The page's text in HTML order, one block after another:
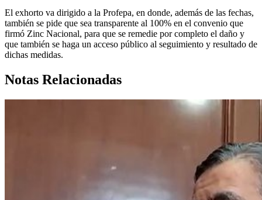
El exhorto va dirigido a la Profepa, en donde, además de las fechas,
también se pide que sea transparente al 100% en el convenio que
firmó Zinc Nacional, para que se remedie por completo el daño y
que también se haga un acceso público al seguimiento y resultado de
dichas medidas.
Notas Relacionadas